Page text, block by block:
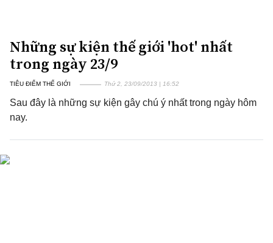
Những sự kiện thế giới 'hot' nhất
trong ngày 23/9
TIÊU ĐIỂM THẾ GIỚI Thứ 2, 23/09/2013 | 16:52
Sau đây là những sự kiện gây chú ý nhất trong ngày hôm
nay.